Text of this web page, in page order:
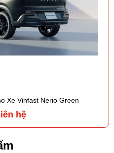
Xe Vinfast Nerio Green
hệ